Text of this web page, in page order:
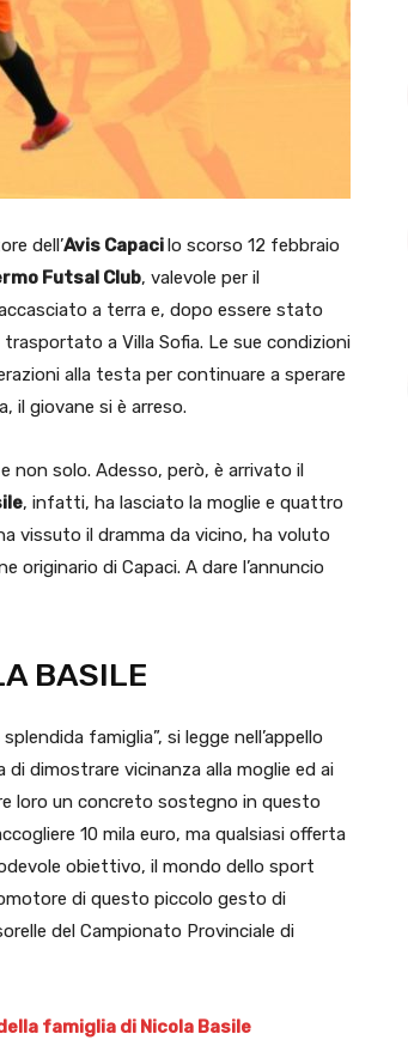
dell’Avis Capacilo scorso 12 febbraio
Futsal Club, valevole per il
a terra e, dopo essere stato
a Villa Sofia. Le sue condizioni
alla testa per continuare a sperare
il giovane si è arreso.
non solo. Adesso, però, è arrivato il
, infatti, ha lasciato la moglie e quattro
vissuto il dramma da vicino, ha voluto
originario di Capaci. A dare l’annuncio
BASILE
famiglia”, si legge nell’appello
dimostrare vicinanza alla moglie ed ai
loro un concreto sostegno in questo
10 mila euro, ma qualsiasi offerta
obiettivo, il mondo dello sport
di questo piccolo gesto di
del Campionato Provinciale di
famiglia di Nicola Basile